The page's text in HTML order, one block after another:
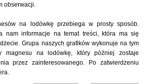
obserwacji.
na lodówkę przebiega w prosty sposób.
nam informacje na temat treści, która ma się
Grupa naszych grafików wykonuje na tym
magnesu na lodówkę, który później zostaje
przez zainteresowanego. Po zatwierdzeniu